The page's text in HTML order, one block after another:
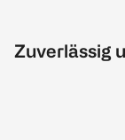
Zuverlässig